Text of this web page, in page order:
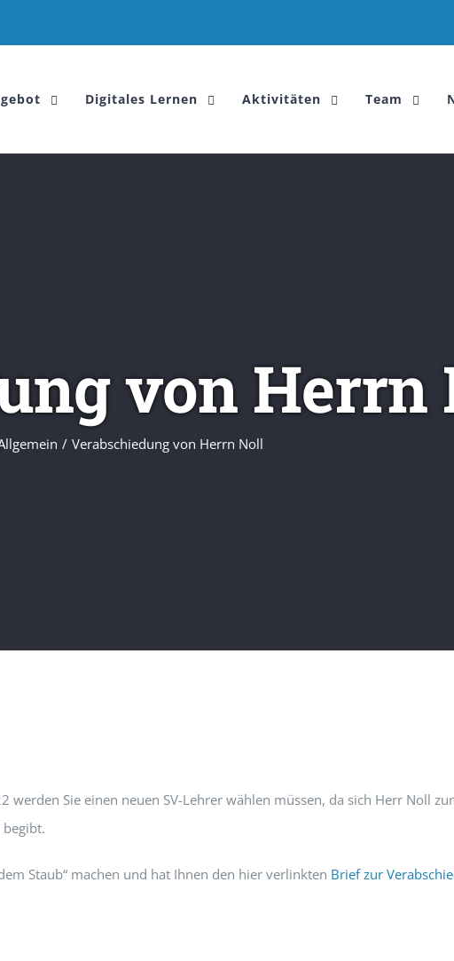
Digitales Lernen Aktivitäten Team
von Herrn
/ Verabschiedung von Herrn Noll
Sie einen neuen SV-Lehrer wählen müssen, da sich Herr Noll
Staub“ machen und hat Ihnen den hier verlinkten Brief zur